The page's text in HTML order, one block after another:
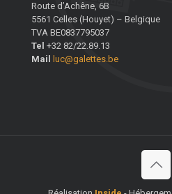
Route d’Achêne, 6B
5561 Celles (Houyet) – Belgique
TVA BE0837795037
Tel +32 82/22.89.13
Mail
luc@galettes.be